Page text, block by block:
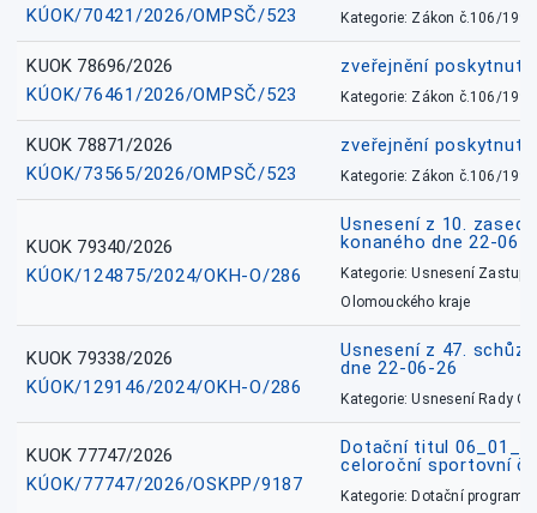
KÚOK/70421/2026/OMPSČ/523
Kategorie: Zákon č.106/1999
KUOK 78696/2026
KÚOK/76461/2026/OMPSČ/523
zveřejnění
Kategorie: Zákon č.106/1999
KUOK 78871/2026
KÚOK/73565/2026/OMPSČ/523
zveřejnění
Kategorie: Zákon č.106/1999
KUOK 79340/2026
KÚOK/124875/2024/OKH-O/286
Usnesení z 10.
konaného dne 22-06-
Kategorie: Usnesení
Olomouckého kraje
KUOK 79338/2026
KÚOK/129146/2024/OKH-O/286
Usnesení z 47.
dne 22-06-26
Kategorie: Usnesení Rady
KUOK 77747/2026
KÚOK/77747/2026/OSKPP/9187
Dotační titul
celoroční sportovní
Kategorie: Dotační